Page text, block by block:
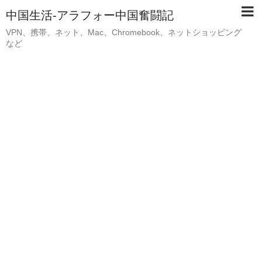
中国生活-アラフォー中国奮闘記
VPN、携帯、ネット、Mac、Chromebook、ネットショッピング
など